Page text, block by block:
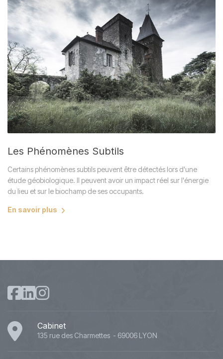
Les Phénomènes Subtils
Certains phénomènes subtils peuvent être détectés lors d'une
étude géobiologique. Il peuvent avoir un impact réel sur l'énergie
du lieu et sur le biochamp de ses occupants.
En savoir plus
Cabinet
135 rue des Charmettes - 69006 LYON